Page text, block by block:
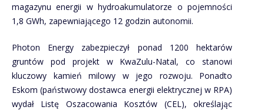
magazynu energii w hydroakumulatorze o pojemności
1,8 GWh, zapewniającego 12 godzin autonomii.
Photon Energy zabezpieczył ponad 1200 hektarów
gruntów pod projekt w KwaZulu-Natal, co stanowi
kluczowy kamień milowy w jego rozwoju. Ponadto
Eskom (państwowy dostawca energii elektrycznej w RPA)
wydał Listę Oszacowania Kosztów (CEL), określając